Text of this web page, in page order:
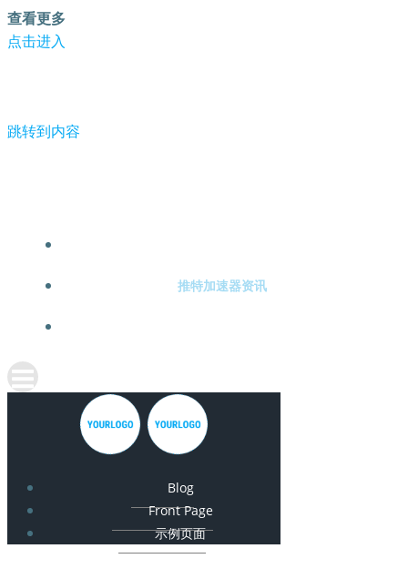
查看更多
点击进入
跳转到内容
推特加速器资讯
Blog
Front Page
示例页面